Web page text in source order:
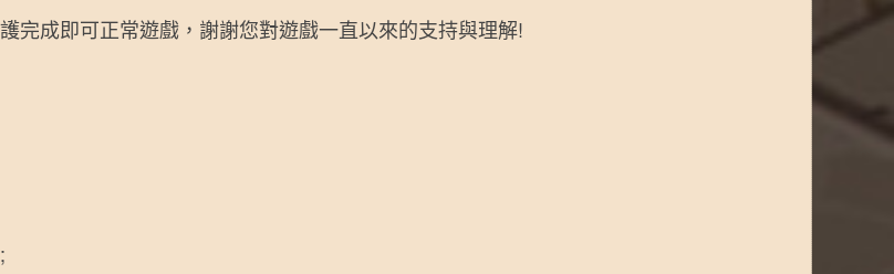
成即可正常遊戲，謝謝您對遊戲一直以來的支持與理解!